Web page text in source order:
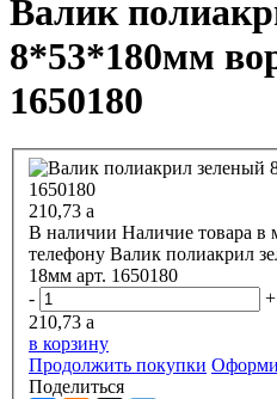
Валик
8*53*180мм
1650180
210,73 a
В наличии Наличие товара в
телефону Валик полиакрил
18мм арт. 1650180
-
+
210,73 a
в корзину
Продолжить покупки
Поделиться